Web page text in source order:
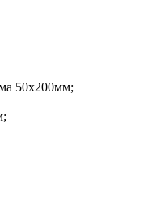
50х200мм;